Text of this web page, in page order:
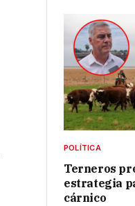
POLÍTICA
Terneros
estrategia
cárnico